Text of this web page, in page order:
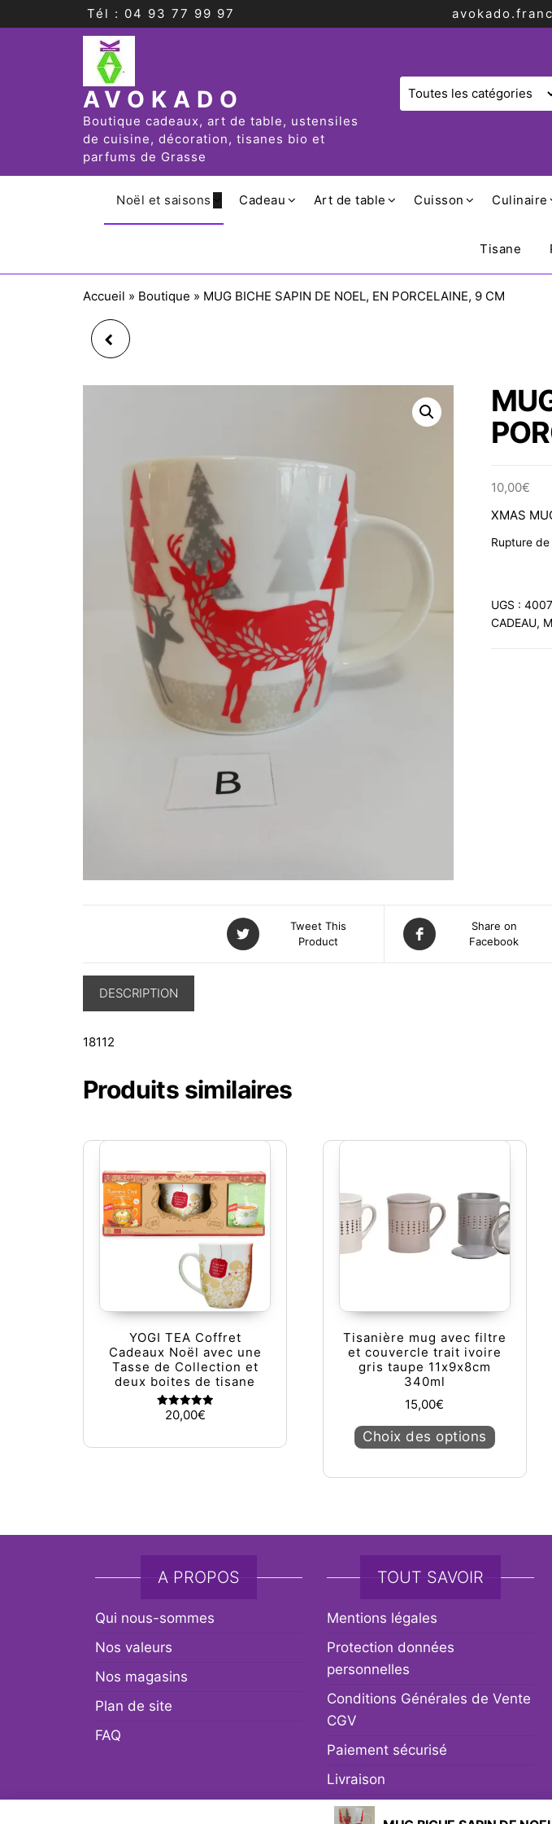
Tél : 04 93 77 99 97
AVOKADO
Boutique cadeaux, art de table, ustensiles
de cuisine, décoration, tisanes bio et
parfums de Grasse
Noël et saisons Cadeau Art de table Cuisson Culinaire
Tisane
Accueil » Boutique » MUG BICHE SAPIN DE NOEL, EN PORCELAINE, 9 CM
10,00€
XMAS
Rupture
UGS :
CADEAU,
Tweet This
Product
Share on
Facebook
DESCRIPTION
18112
Produits similaires
YOGI TEA Coffret
Cadeaux Noël avec une
Tasse de Collection et
deux boites de tisane
Note
5.00
20,00€
Tisanière mug avec filtre
et couvercle trait ivoire
gris taupe 11x9x8cm
340ml
15,00€
Choix des options Ce
A PROPOS
Qui nous-sommes
Nos valeurs
Nos magasins
Plan de site
FAQ
TOUT SAVOIR
Mentions légales
Protection données
personnelles
Conditions Générales de Vente
CGV
Paiement sécurisé
Livraison
Retour et remboursement